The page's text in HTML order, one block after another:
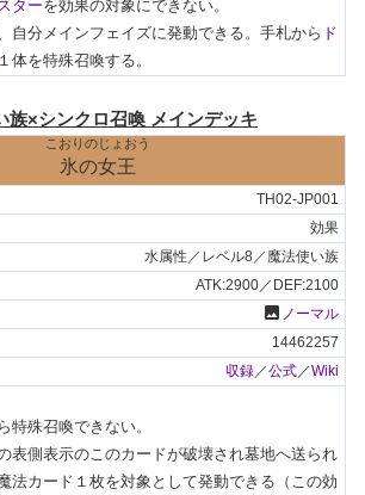
ターを効果の対象にできない。
自分メインフェイズに発動できる。手札から ド
１体を特殊召喚する。
族×シンクロ召喚 メインデッキ
こおりのじょおう
氷の女王
TH02-JP001
効果
水属性／レベル8／魔法使い族
ATK:2900／DEF:2100
photo ノーマル
14462257
収録 ／公式 ／Wiki
特殊召喚できない。
表側表示のこのカードが破壊され墓地へ送られ
法カード１枚を対象として発動できる（この効